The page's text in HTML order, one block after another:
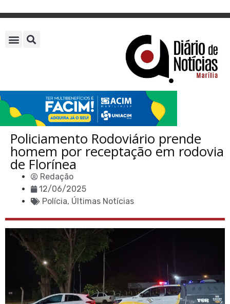
Policiamento Rodoviário prende
homem por receptação em rodovia
de Florínea
Redação
12/06/2025
Polícia, Últimas Notícias